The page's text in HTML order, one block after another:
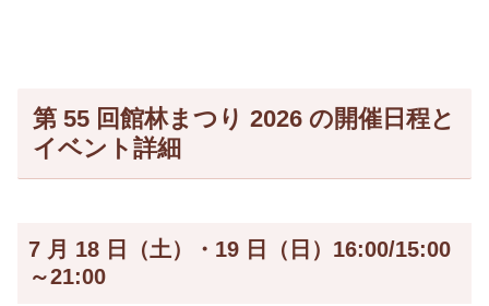
第 55 回館林まつり 2026 の開催日程と
イベント詳細
7 月 18 日（土）・19 日（日）16:00/15:00
～21:00